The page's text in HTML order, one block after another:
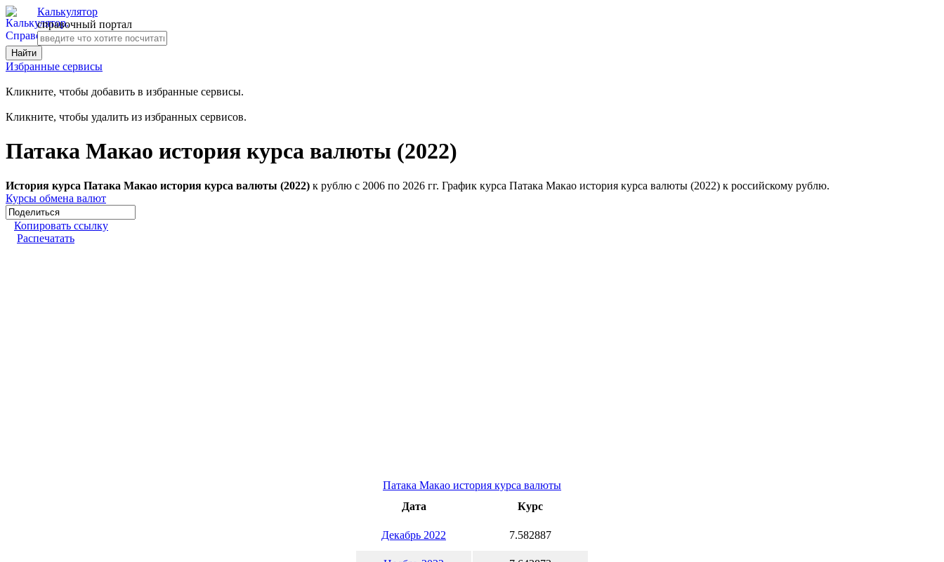
Калькулятор
справочный портал
Избранные сервисы
Кликните, чтобы добавить в избранные сервисы.
Кликните, чтобы удалить из избранных сервисов.
Патака Макао история курса валюты (2022)
История курса Патака Макао история курса валюты (2022) к рублю с 2006 по 2026 гг. График курса Патака Макао история курса валюты (2022) к российскому рублю.
Курсы обмена валют
Копировать ссылку
Распечатать
Патака Макао история курса валюты
Дата
Курс
Декабрь 2022 7.582887